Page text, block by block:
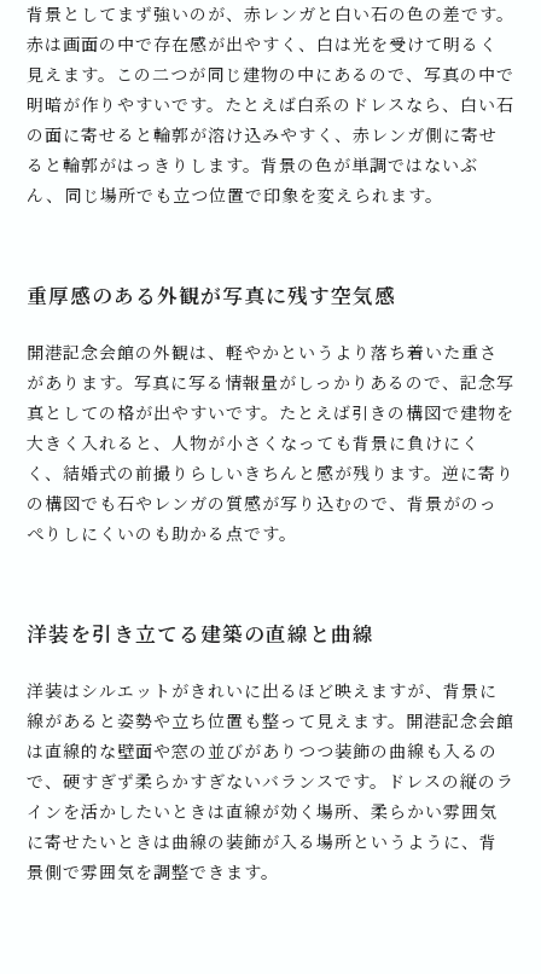
背景としてまず強いのが、赤レンガと白い石の色の差です。
赤は画面の中で存在感が出やすく、白は光を受けて明るく
見えます。この二つが同じ建物の中にあるので、写真の中で
明暗が作りやすいです。たとえば白系のドレスなら、白い石
の面に寄せると輪郭が溶け込みやすく、赤レンガ側に寄せ
ると輪郭がはっきりします。背景の色が単調ではないぶ
ん、同じ場所でも立つ位置で印象を変えられます。
重厚感のある外観が写真に残す空気感
開港記念会館の外観は、軽やかというより落ち着いた重さ
があります。写真に写る情報量がしっかりあるので、記念写
真としての格が出やすいです。たとえば引きの構図で建物を
大きく入れると、人物が小さくなっても背景に負けにく
く、結婚式の前撮りらしいきちんと感が残ります。逆に寄り
の構図でも石やレンガの質感が写り込むので、背景がのっ
ぺりしにくいのも助かる点です。
洋装を引き立てる建築の直線と曲線
洋装はシルエットがきれいに出るほど映えますが、背景に
線があると姿勢や立ち位置も整って見えます。開港記念会館
は直線的な壁面や窓の並びがありつつ装飾の曲線も入るの
で、硬すぎず柔らかすぎないバランスです。ドレスの縦のラ
インを活かしたいときは直線が効く場所、柔らかい雰囲気
に寄せたいときは曲線の装飾が入る場所というように、背
景側で雰囲気を調整できます。